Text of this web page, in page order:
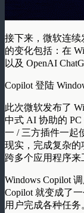
接下来，微软连
的变化包括：在
以及 OpenAI
Copilot 登陆
此次微软发布了
中式 AI 协助的 PC
一 / 三方插件一起
现实，完成复杂
跨多个应用程序来
Windows Copilot
Copilot 就变成了
用户完成各种任务